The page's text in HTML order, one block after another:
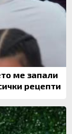
ме запали
рецепти